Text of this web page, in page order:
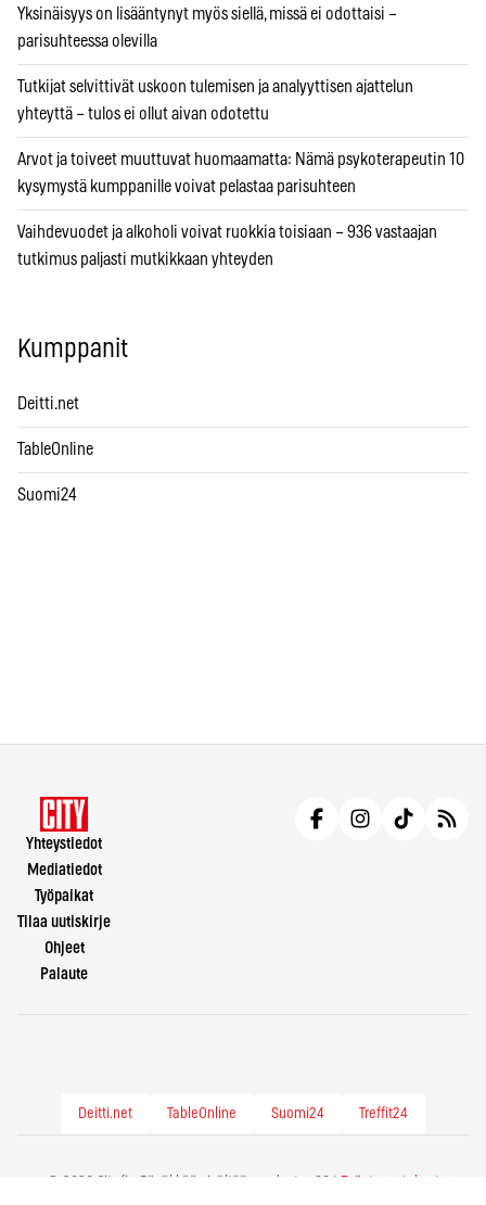
Yksinäisyys on lisääntynyt myös siellä, missä ei odottaisi –
parisuhteessa olevilla
Tutkijat selvittivät uskoon tulemisen ja analyyttisen ajattelun
yhteyttä – tulos ei ollut aivan odotettu
Arvot ja toiveet muuttuvat huomaamatta: Nämä psykoterapeutin 10
kysymystä kumppanille voivat pelastaa parisuhteen
Vaihdevuodet ja alkoholi voivat ruokkia toisiaan – 936 vastaajan
tutkimus paljasti mutkikkaan yhteyden
Kumppanit
Deitti.net
TableOnline
Suomi24
Yhteystiedot
Mediatiedot
Työpaikat
Tilaa uutiskirje
Ohjeet
Palaute
Deitti.net TableOnline Suomi24 Treffit24